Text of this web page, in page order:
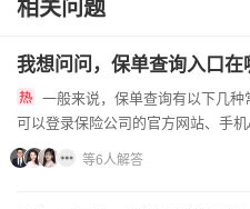
相关问题
我想问问，保单查询入口在
可以登录保险公司的官方网站、手
找到“客户服务”板块通常会有保单查
等6人解答